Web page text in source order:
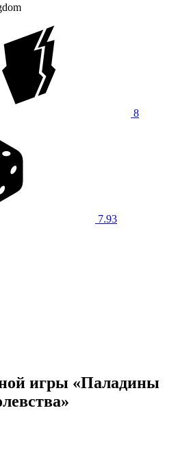
8
7.93
игры «Паладины